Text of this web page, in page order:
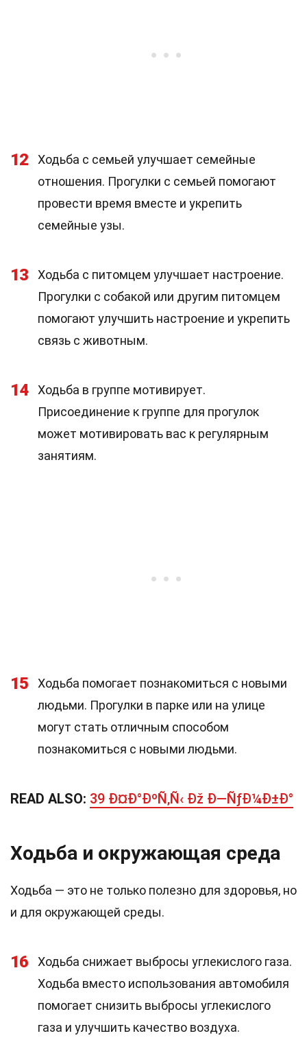
12
Ходьба с семьей улучшает семейные
отношения. Прогулки с семьей помогают
провести время вместе и укрепить
семейные узы.
13
Ходьба с питомцем улучшает настроение.
Прогулки с собакой или другим питомцем
помогают улучшить настроение и укрепить
связь с животным.
14
Ходьба в группе мотивирует.
Присоединение к группе для прогулок
может мотивировать вас к регулярным
занятиям.
15
Ходьба помогает познакомиться с новыми
людьми. Прогулки в парке или на улице
могут стать отличным способом
познакомиться с новыми людьми.
READ ALSO: 39 Ð¤Ð°ÐºÑ‚Ñ‹ Ðž Ð—ÑƒÐ¼Ð±Ð°
Ходьба и окружающая среда
Ходьба — это не только полезно для здоровья, но
и для окружающей среды.
16
Ходьба снижает выбросы углекислого газа.
Ходьба вместо использования автомобиля
помогает снизить выбросы углекислого
газа и улучшить качество воздуха.